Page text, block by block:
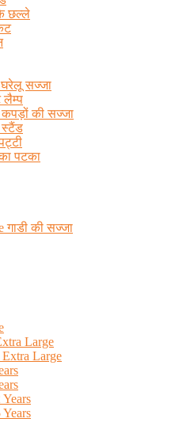
छल्ले
सज्जा
लैम्प
कपड़ों की सज्जा
स्टैंड
पटका
गाडी की सज्जा
Large
Large